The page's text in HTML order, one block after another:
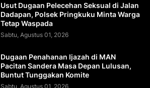
Usut Dugaan Pelecehan Seksual di Jalan
Dadapan, Polsek Pringkuku Minta Warga
Tetap Waspada
Sabtu, Agustus 01, 2026
Dugaan Penahanan Ijazah di MAN
Pacitan Sandera Masa Depan Lulusan,
Buntut Tunggakan Komite
Sabtu, Agustus 01, 2026